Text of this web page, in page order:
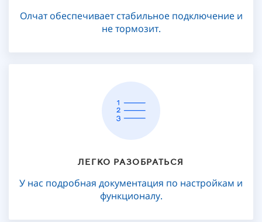
Олчат обеспечивает стабильное подключение и
не тормозит.
ЛЕГКО РАЗОБРАТЬСЯ
У нас подробная документация по настройкам и
функционалу.